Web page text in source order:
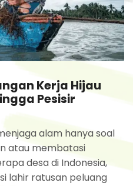
Kerja Hijau
Pesisir
alam hanya soal
atau membatasi
desa di Indonesia,
lahir ratusan peluang